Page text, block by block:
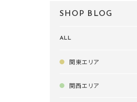
SHOP BLOG
ALL
関東エリア
関西エリア